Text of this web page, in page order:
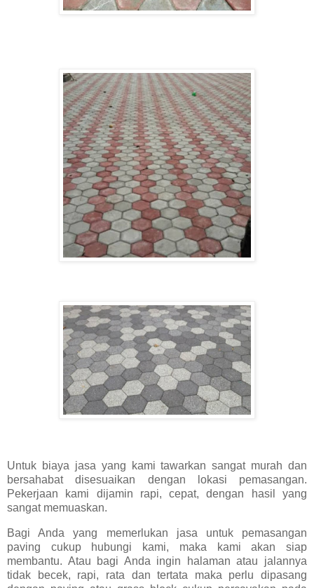
Untuk biaya jasa yang kami tawarkan sangat murah dan
bersahabat disesuaikan dengan lokasi pemasangan.
Pekerjaan kami dijamin rapi, cepat, dengan hasil yang
sangat memuaskan.
Bagi Anda yang memerlukan jasa untuk pemasangan
paving cukup hubungi kami, maka kami akan siap
membantu. Atau bagi Anda ingin halaman atau jalannya
tidak becek, rapi, rata dan tertata maka perlu dipasang